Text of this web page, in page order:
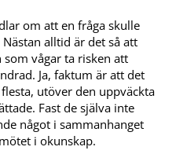
om att en fråga skulle
alltid är det så att
som vågar ta risken att
Ja, faktum är att det
utöver den uppväckta
Fast de själva inte
något i sammanhanget
i okunskap.